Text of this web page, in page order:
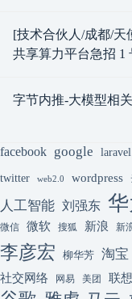
[技术合伙人/成都/天
共享算力平台急招 1
字节内推-大模型相
facebook google laravel
twitter web2.0 wordpress
人工智能 刘强东
微信 微软 搜狐 新浪 新
李彦宏 柳华芳 淘宝
社交网络 网易 美团 联想